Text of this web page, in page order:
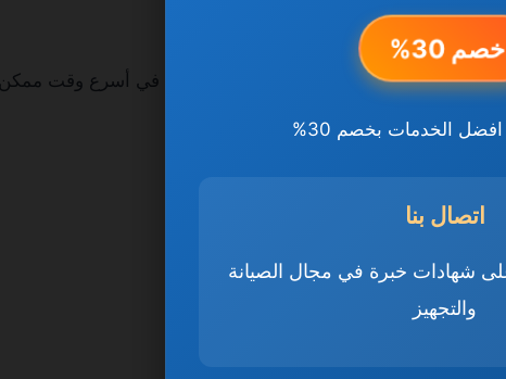
الاستشارة المناسبة وتحديد موعد المعاينة في أسرع وقت
خصم 30%
الخدمات بخصم 30%
اتصال بنا
شهادات خبرة في مجال الصيانة
والتجهيز